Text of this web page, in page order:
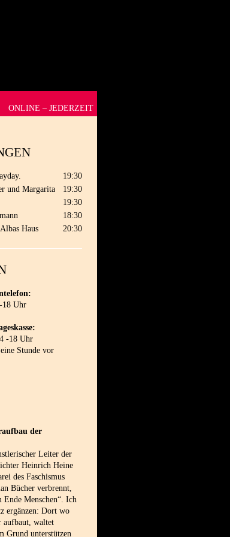
ONLINE – JEDERZEIT
19:30
und Margarita 19:30
19:30
18:30
Haus 20:30
18 Uhr
-18 Uhr
Stunde vor
der
Leiter der
Heinrich Heine
des Faschismus
Bücher verbrennt,
Ende Menschen“. Ich
ergänzen: Dort wo
aufbaut, waltet
Grund unterstützen